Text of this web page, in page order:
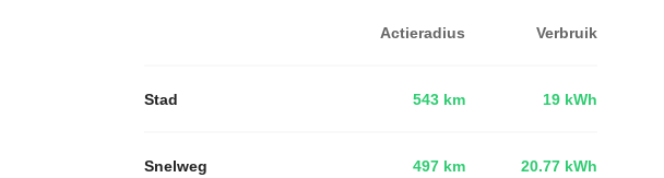
Actieradius Verbruik
Stad 543 km 19 kWh
Snelweg 497 km 20.77 kWh